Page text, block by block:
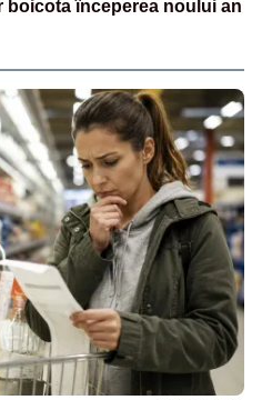
boicota începerea noului an